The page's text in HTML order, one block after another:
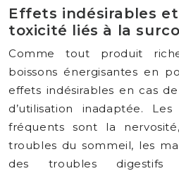
Effets indésirables
toxicité liés à la
Comme tout produit
boissons énergisantes en
effets indésirables en cas
d’utilisation inadaptée.
fréquents sont la
troubles du sommeil, les
des troubles digestifs